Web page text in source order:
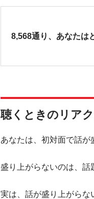
8,568通り、あなたは
聴くときのリア
あなたは、初対面で話が
盛り上がらないのは、話
実は、話が盛り上がらな